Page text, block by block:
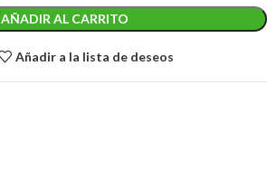
AÑADIR AL CARRITO
Añadir a la lista de deseos